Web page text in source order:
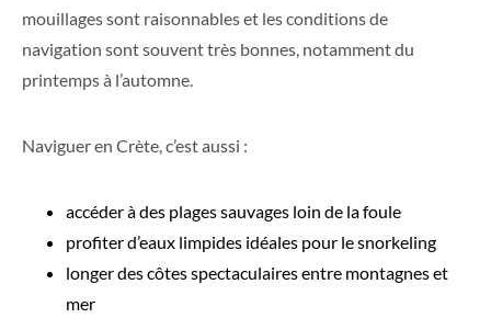
mouillages sont raisonnables et les conditions de
navigation sont souvent très bonnes, notamment du
printemps à l’automne.
Naviguer en Crète, c’est aussi :
accéder à des plages sauvages loin de la foule
profiter d’eaux limpides idéales pour le snorkeling
longer des côtes spectaculaires entre montagnes et
mer